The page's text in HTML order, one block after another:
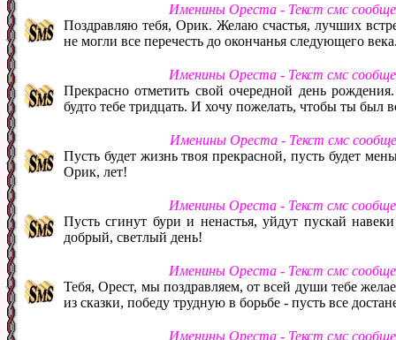
Именины Ореста - Текст смс
Поздравляю тебя, Орик. Желаю счастья, лучших
не могли все перечесть до окончанья следующего
Именины Ореста - Текст смс
Прекрасно отметить свой очередной день
будто тебе тридцать. И хочу пожелать, чтобы ты
Именины Ореста - Текст смс
Пусть будет жизнь твоя прекрасной, пусть будет
Орик, лет!
Именины Ореста - Текст смс
Пусть сгинут бури и ненастья, уйдут пускай
добрый, светлый день!
Именины Ореста - Текст смс
Тебя, Орест, мы поздравляем, от всей души тебе
из сказки, победу трудную в борьбе - пусть все
Именины Ореста - Текст смс